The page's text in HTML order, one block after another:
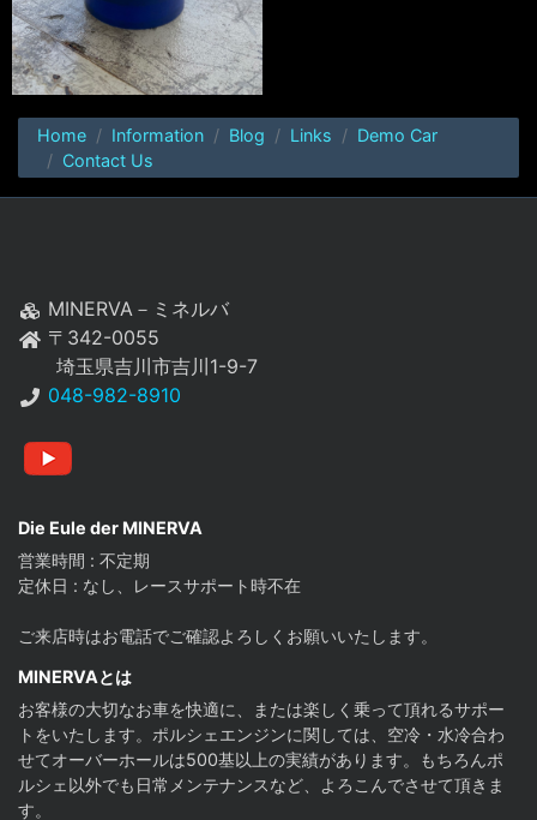
Home Information Blog Links
Demo Car
Contact Us
MINERVA－ミネルバ
〒342-0055
埼玉県吉川市吉川1-9-7
048-982-8910
Die Eule der MINERVA
営業時間 : 不定期
定休日 : なし、レースサポート時不在
ご来店時はお電話でご確認よろしくお願いいたします。
MINERVAとは
お客様の大切なお車を快適に、または楽しく乗って頂れるサポー
トをいたします。ポルシェエンジンに関しては、空冷・水冷合わ
せてオーバーホールは500基以上の実績があります。もちろんポ
ルシェ以外でも日常メンテナンスなど、よろこんでさせて頂きま
す。